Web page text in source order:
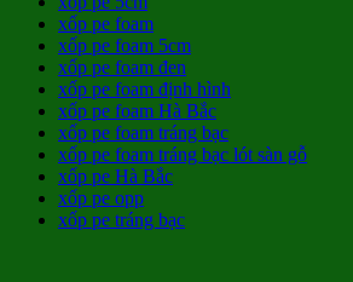
xốp pe foam
xốp pe foam 5cm
xốp pe foam đen
xốp pe foam định hình
xốp pe foam Hà Bắc
xốp pe foam tráng bạc
xốp pe foam tráng bạc lót sàn gỗ
xốp pe Hà Bắc
xốp pe opp
xốp pe tráng bạc